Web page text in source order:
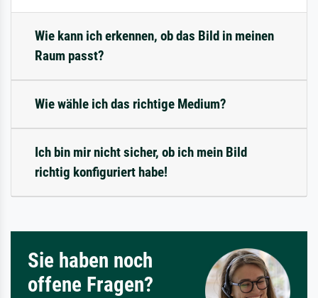
Wie kann ich erkennen, ob das Bild in meinen
Raum passt?
Wie wähle ich das richtige Medium?
Ich bin mir nicht sicher, ob ich mein Bild
richtig konfiguriert habe!
Sie haben noch
offene Fragen?